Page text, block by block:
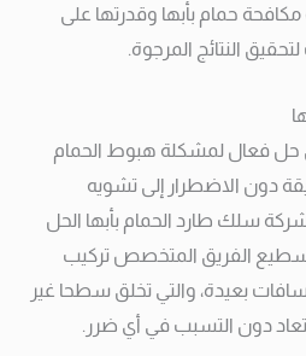
حمام بأبها وقدرتها على
النتائج المرجوة.
حل فعال لمشكلة هبوط الحمام
دون الاضطرار إلى تشويه
سلك طارد الحمام بأبها الحل
الفريق المتخصص تركيب
بعيدة، والتي تخلق سطحا غير
دون التسبب في أي ضرر.